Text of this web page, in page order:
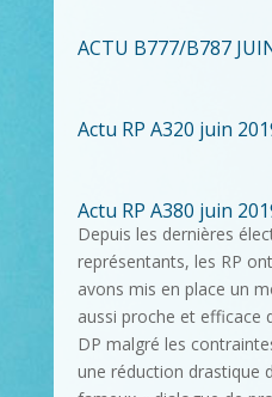
ACTU B777/B787
Actu RP A320 juin
Actu RP A380 juin
Depuis les dernières
représentants, les RP
avons mis en place un
aussi proche et efficace
DP malgré les
une réduction drastique